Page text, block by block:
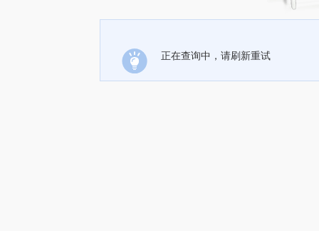
正在查询中，请刷新重试